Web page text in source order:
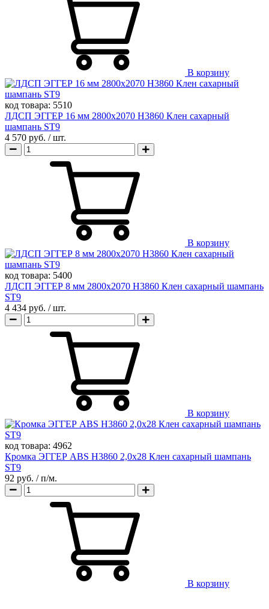
В корзину
код товара: 5510
ЛДСП ЭГГЕР 16 мм 2800х2070 H3860 Клен сахарный
шампань ST9
4 570 руб. / шт.
В корзину
код товара: 5400
ЛДСП ЭГГЕР 8 мм 2800х2070 H3860 Клен сахарный шампань
ST9
4 434 руб. / шт.
В корзину
код товара: 4962
Кромка ЭГГЕР ABS H3860 2,0х28 Клен сахарный шампань
ST9
92 руб. / п/м.
В корзину